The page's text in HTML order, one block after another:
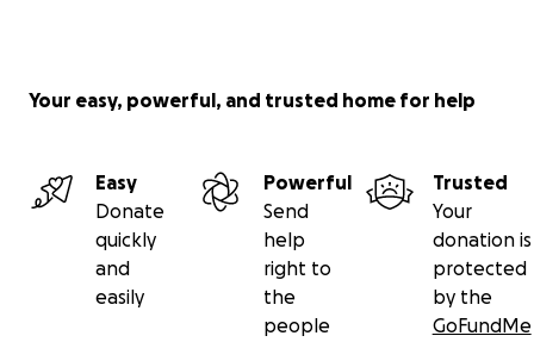
ist ebenso herzlich Willkommen!
und alles freiwillig.
Euer Prachtlamas-Team
Your easy, powerful, and trusted home for help
Easy
Donate
quickly
and
easily
Powerful
Send
help
right to
the
people
Trusted
Your
donation is
protected
by the
GoFundMe